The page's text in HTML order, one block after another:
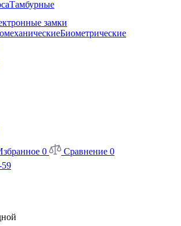
Тамбурные
замки
Биометрические
0 Сравнение 0
59